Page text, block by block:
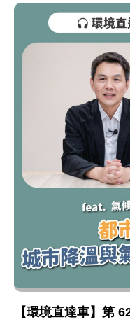
【環境直達車】第